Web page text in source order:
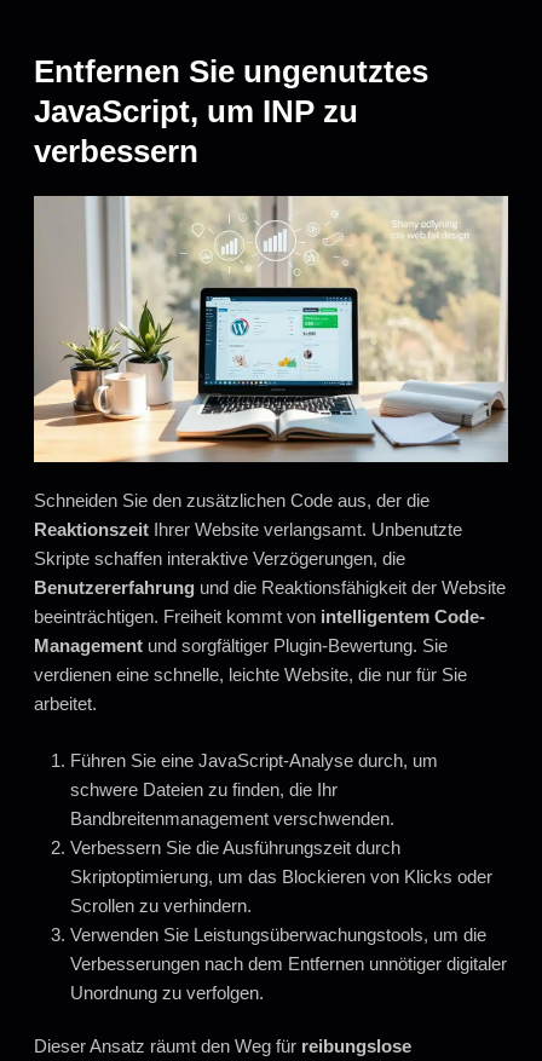
Entfernen Sie ungenutztes
JavaScript, um INP zu
verbessern
Schneiden Sie den zusätzlichen Code aus, der die
Reaktionszeit Ihrer Website verlangsamt. Unbenutzte
Skripte schaffen interaktive Verzögerungen, die
Benutzererfahrung und die Reaktionsfähigkeit der Website
beeinträchtigen. Freiheit kommt von intelligentem Code-
Management und sorgfältiger Plugin-Bewertung. Sie
verdienen eine schnelle, leichte Website, die nur für Sie
arbeitet.
Führen Sie eine JavaScript-Analyse durch, um
schwere Dateien zu finden, die Ihr
Bandbreitenmanagement verschwenden.
Verbessern Sie die Ausführungszeit durch
Skriptoptimierung, um das Blockieren von Klicks oder
Scrollen zu verhindern.
Verwenden Sie Leistungsüberwachungstools, um die
Verbesserungen nach dem Entfernen unnötiger digitaler
Unordnung zu verfolgen.
Dieser Ansatz räumt den Weg für reibungslose